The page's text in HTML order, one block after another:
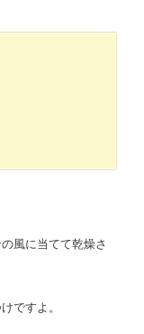
風に当てて乾燥さ
ですよ。